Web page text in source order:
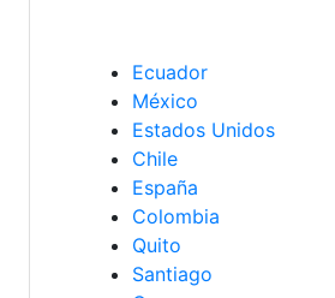
Ecuador
México
Estados Unidos
Chile
España
Colombia
Quito
Santiago